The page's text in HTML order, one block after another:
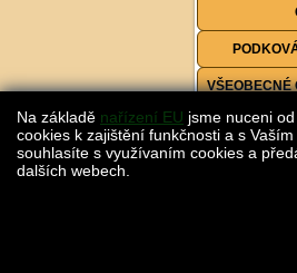
VŠEOBECNÉ
Na základě nařízení EU jsme nuceni
cookies k zajištění funkčnosti a s
souhlasíte s využívaním cookies a
dalších webech.